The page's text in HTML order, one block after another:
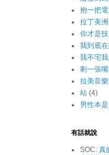
抱一把
拉丁美
你才是
我到底
我不宅
剩一張
拉美音
站 (4)
男性本
有話就說
SOC: 真